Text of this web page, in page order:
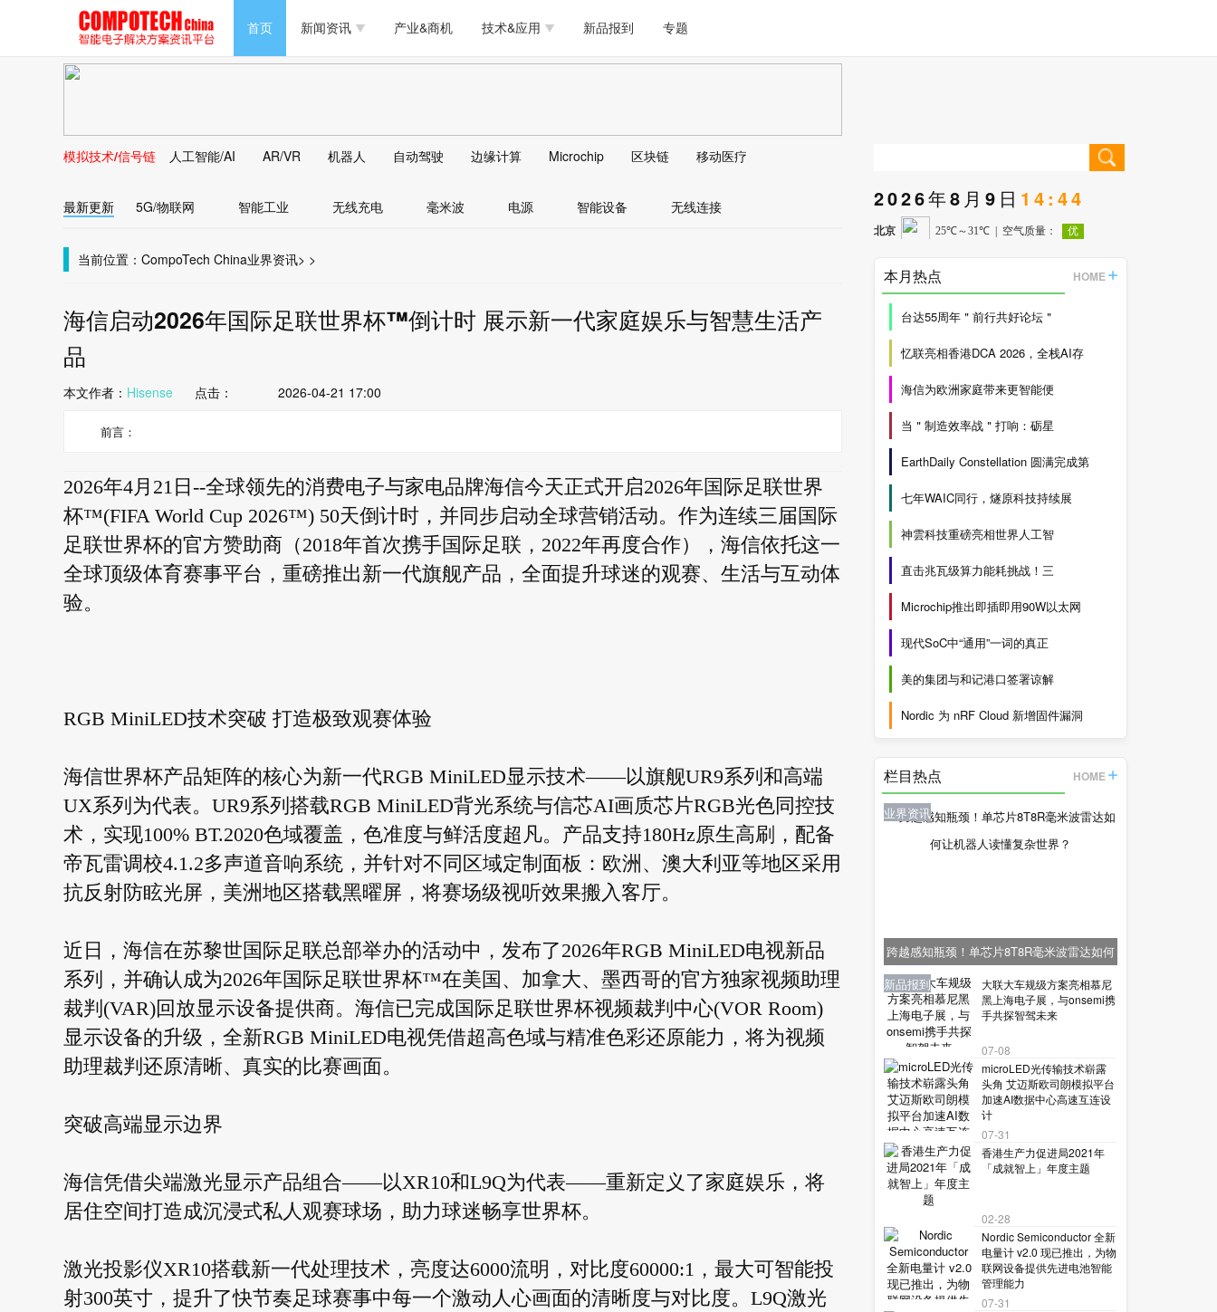
首页 新闻资讯
新能源 人工智能 安防监控
马达电机技术 物联网 模拟技术/信号链
大数据/云
产业&商机 技术&应用
安全 可穿戴
AI/人工智能
新品报到 专题
PC/周边 软件/工具 医疗电子
马达电机技术 物联网 模拟技术/信号链
大数据/云 边缘计算
存储 无线连接 LED
DLP AI/人工智能 传感器技术
AR/VR/图像/3D 电源技术/信号链 接口
模拟技术/信号链 人工智能/AI AR/VR 机器人 自动驾驶 边缘计算 Microchip 区块链 移动医疗
最新更新 5G/物联网 智能工业 无线充电 毫米波 电源 智能设备 无线连接
当前位置： CompoTech China >
业界资讯 >
海信启动2026年国际足联世界杯™倒计时 展示新一代家庭娱乐与智慧生活产
品
本文作者： Hisense点击： 2026-04-21 17:00
前言：
2026年4月21日--全球领先的消费电子与家电品牌海信今天正式开启2026年国际足联世界
杯™(FIFA World Cup 2026™) 50天倒计时，并同步启动全球营销活动。作为连续三届国际
足联世界杯的官方赞助商（2018年首次携手国际足联，2022年再度合作），海信依托这一
全球顶级体育赛事平台，重磅推出新一代旗舰产品，全面提升球迷的观赛、生活与互动体
验。
RGB MiniLED技术突破 打造极致观赛体验
海信世界杯产品矩阵的核心为新一代RGB MiniLED显示技术——以旗舰UR9系列和高端
UX系列为代表。UR9系列搭载RGB MiniLED背光系统与信芯AI画质芯片RGB光色同控技
术，实现100% BT.2020色域覆盖，色准度与鲜活度超凡。产品支持180Hz原生高刷，配备
帝瓦雷调校4.1.2多声道音响系统，并针对不同区域定制面板：欧洲、澳大利亚等地区采用
抗反射防眩光屏，美洲地区搭载黑曜屏，将赛场级视听效果搬入客厅。
近日，海信在苏黎世国际足联总部举办的活动中，发布了2026年RGB MiniLED电视新品
系列，并确认成为2026年国际足联世界杯™在美国、加拿大、墨西哥的官方独家视频助理
裁判(VAR)回放显示设备提供商。海信已完成国际足联世界杯视频裁判中心(VOR Room)
显示设备的升级，全新RGB MiniLED电视凭借超高色域与精准色彩还原能力，将为视频
助理裁判还原清晰、真实的比赛画面。
突破高端显示边界
海信凭借尖端激光显示产品组合——以XR10和L9Q为代表——重新定义了家庭娱乐，将
居住空间打造成沉浸式私人观赛球场，助力球迷畅享世界杯。
激光投影仪XR10搭载新一代处理技术，亮度达6000流明，对比度60000:1，最大可智能投
射300英寸，提升了快节奏足球赛事中每一个激动人心画面的清晰度与对比度。L9Q激光
2026年8月9日 14:44
本月热点 HOME
台达55周年＂前行共好论坛＂
忆联亮相香港DCA 2026，全栈AI存
海信为欧洲家庭带来更智能便
当＂制造效率战＂打响：砺星
EarthDaily Constellation 圆满完成第
七年WAIC同行，燧原科技持续展
神雲科技重磅亮相世界人工智
直击兆瓦级算力能耗挑战！三
Microchip推出即插即用90W以太网
现代SoC中“通用”一词的真正
美的集团与和记港口签署谅解
Nordic 为 nRF Cloud 新增固件漏洞
栏目热点 HOME
业界资讯
跨越感知瓶颈！单芯片8T8R毫米波雷达如何
让机器人读懂复杂世界？
业界资讯
大联大车规级方案亮相慕尼
黑上海电子展，与onsemi携
手共探智驾未来
07-08
业界资讯
microLED光传输技术崭露
头角 艾迈斯欧司朗模拟平台
加速AI数据中心高速互连设
计
07-31
业界资讯
香港生产力促进局2021年
「成就智上」年度主题
02-28
新品报到
Nordic Semiconductor 全新
电量计 v2.0 现已推出，为物
联网设备提供先进电池智能
管理能力
07-31
新品报到